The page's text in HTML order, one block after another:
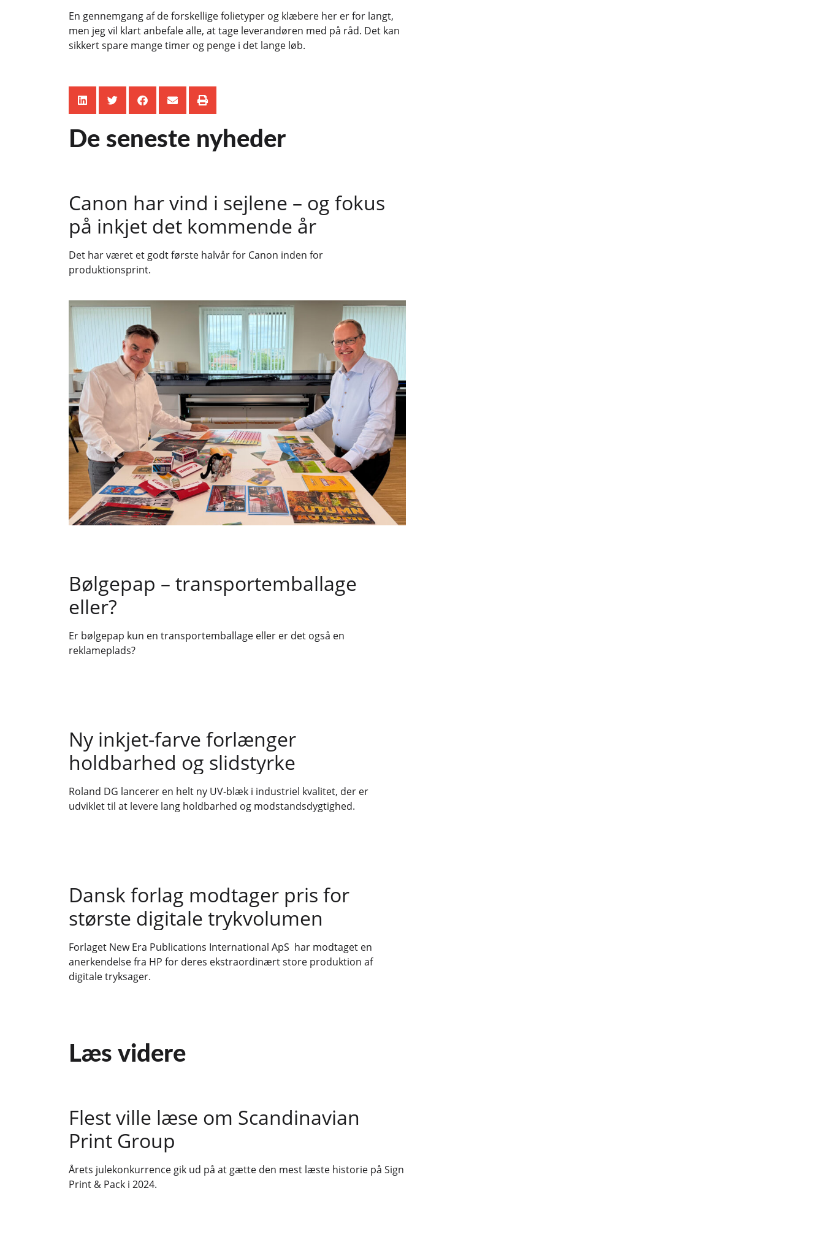
En gennemgang af de forskellige folietyper og klæbere her er for langt,
men jeg vil klart anbefale alle, at tage leverandøren med på råd. Det kan
sikkert spare mange timer og penge i det lange løb.
De seneste nyheder
Canon har vind i sejlene – og fokus
på inkjet det kommende år
Det har været et godt første halvår for Canon inden for
produktionsprint.
Bølgepap – transportemballage
eller?
Er bølgepap kun en transportemballage eller er det også en
reklameplads?
Ny inkjet-farve forlænger
holdbarhed og slidstyrke
Roland DG lancerer en helt ny UV-blæk i industriel kvalitet, der er
udviklet til at levere lang holdbarhed og modstandsdygtighed.
Dansk forlag modtager pris for
største digitale trykvolumen
Forlaget New Era Publications International ApS har modtaget en
anerkendelse fra HP for deres ekstraordinært store produktion af
digitale tryksager.
Læs videre
Flest ville læse om Scandinavian
Print Group
Årets julekonkurrence gik ud på at gætte den mest læste historie på Sign
Print & Pack i 2024.